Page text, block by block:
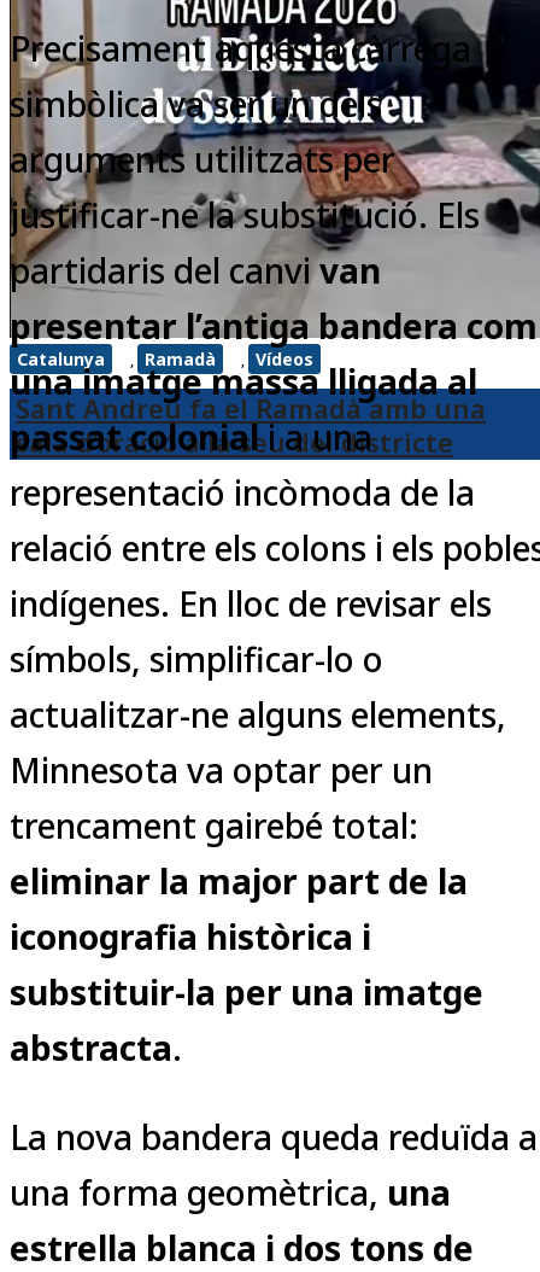
Catalunya , Ramadà , Vídeos
Sant Andreu fa el Ramadà amb una
sala d’oració a la seu del districte
Precisament aquesta càrrega
simbòlica va ser un dels
arguments utilitzats per
justificar-ne la substitució. Els
partidaris del canvivan
presentar l’antiga bandera com
una imatge massa lligada al
passat coloniali a una
representació incòmoda de la
relació entre els colons i els
indígenes. En lloc de revisar els
símbols, simplificar-lo o
actualitzar-ne alguns elements,
Minnesota va optar per un
trencament gairebé total:
eliminar la major part de la
iconografia històrica i
substituir-la per una imatge
abstracta.
La nova bandera queda reduïda a
una forma geomètrica, una
estrella blanca i dos tons de